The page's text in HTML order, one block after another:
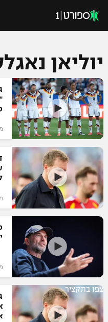
VOD
רץ ברשת
כדורגל ישראלי
ליגת העל
גביע הטוטו
ליגיונרים
גביע המדינה
נבחרת ישראל
מכבי חיפה
בית"ר ירושלים
מכבי תל אביב
כדורגל עולמי
ליגת האלופות
ליגה אירופית
ליגה אנגלית
ליגה גרמנית
ליגה ספרדית
ליגה איטלקית
ליגה צרפתית
כדורסל ישראלי
ליגת ווינר סל
ליגה לאומית
כדורסל נשים
מכבי תל אביב
הפועל חולון
הפועל ירושלים
כדורסל עולמי
יורוליג
יורוקאפ
ענפים נוספים
טניס
כדוריד
כדורעף
יוליאן
צפו בתקציר